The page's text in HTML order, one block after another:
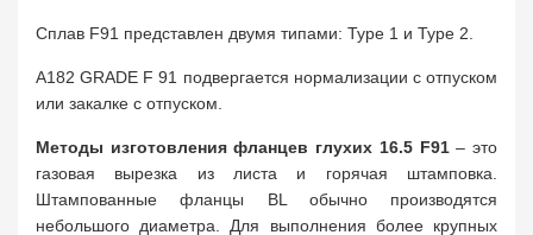
Сплав F91 представлен двумя типами: Type 1 и Type 2.
A182 GRADE F 91 подвергается нормализации с отпуском
или закалке с отпуском.
Методы изготовления фланцев глухих 16.5 F91– это
газовая вырезка из листа и горячая штамповка.
Штампованные фланцы BL обычно производятся
небольшого диаметра. Для выполнения более крупных